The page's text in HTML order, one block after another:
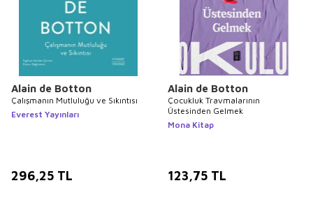
Alain de Botton
Çalışmanın Mutluluğu ve Sıkıntısı
Everest Yayınları
296,25 TL
Alain de Botton
Çocukluk Travmalarının
Üstesinden Gelmek
Mona Kitap
123,75 TL